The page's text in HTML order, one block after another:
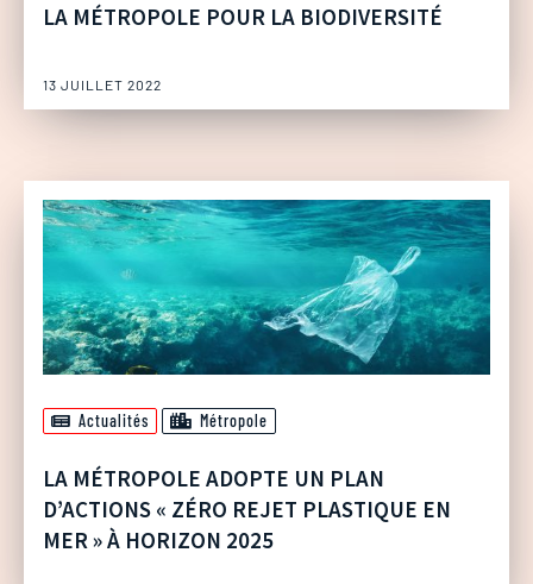
LA MÉTROPOLE POUR LA BIODIVERSITÉ
13 JUILLET 2022
Actualités Métropole
LA MÉTROPOLE ADOPTE UN PLAN
D’ACTIONS « ZÉRO REJET PLASTIQUE EN
MER » À HORIZON 2025